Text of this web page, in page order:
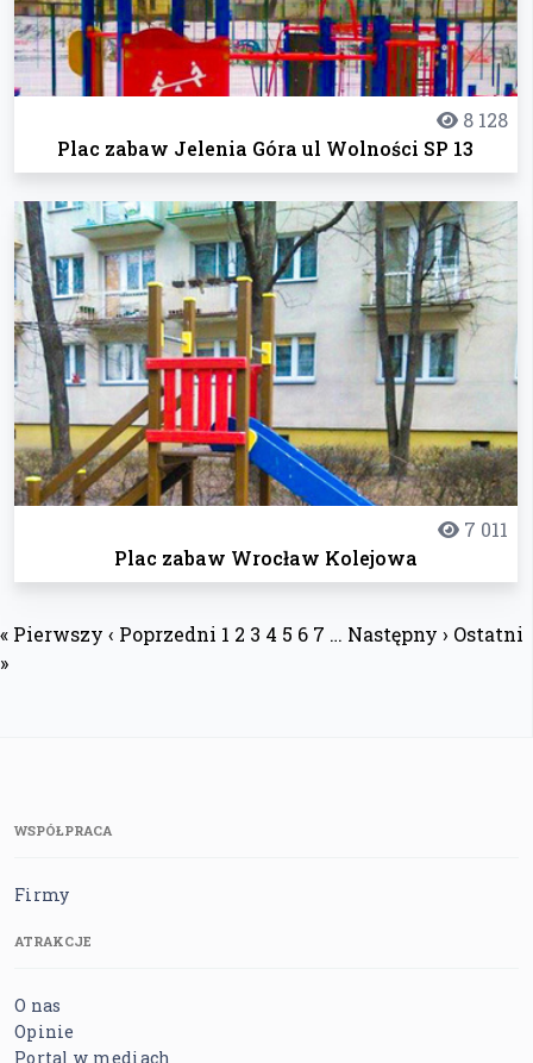
8 128
Plac zabaw Jelenia Góra ul Wolności SP 13
7 011
Plac zabaw Wrocław Kolejowa
« Pierwszy ‹ Poprzedni 1 2 3 4 5 6 7 … Następny › Ostatni
»
WSPÓŁPRACA
Firmy
ATRAKCJE
O nas
Opinie
Portal w mediach